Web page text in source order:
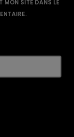
MON SITE DANS LE